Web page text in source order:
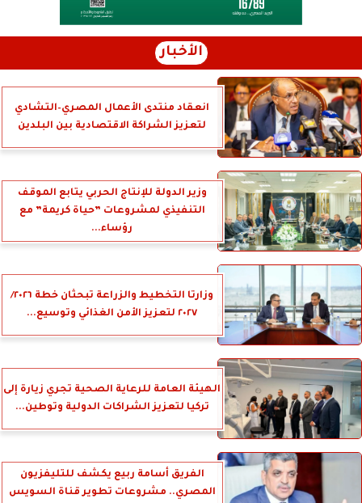
الأخبار
انعقاد منتدى الأعمال المصري–التشادي
لتعزيز الشراكة الاقتصادية بين البلدين
وزير الدولة للإنتاج الحربي يتابع الموقف
التنفيذي لمشروعات ”حياة كريمة” مع
رؤساء...
وزارتا التخطيط والزراعة تبحثان خطة ٢٠٢٦/
٢٠٢٧ لتعزيز الأمن الغذائي وتوسيع...
الهيئة العامة للرعاية الصحية تجري زيارة إلى
تركيا لتعزيز الشراكات الدولية وتوطين...
الفريق أسامة ربيع يكشف للتليفزيون
المصري.. مشروعات تطوير قناة السويس